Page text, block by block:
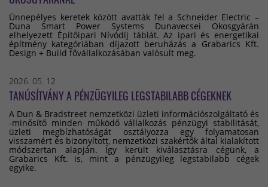
Ünnepélyes keretek között avatták fel a Schneider Electric –
Duna Smart Power Systems Dunavecsei Okosgyárán
elhelyezett Építőipari Nívódíj táblát. Az ipari és energetikai
építmény kategóriában díjazott beruházás a Grabarics Kft.
Design + Build fővállalkozásában valósult meg.
2026. 05. 12
TANÚSÍTVÁNY A PÉNZÜGYILEG LEGSTABILABB CÉGEKNEK
A Dun & Bradstreet nemzetközi üzleti információszolgáltató és
-minősítő minden működő vállalkozás pénzügyi stabilitását,
üzleti megbízhatóságát osztályozza egy folyamatosan
visszamért és bizonyított, nemzetközi szakértők által kialakított
módszertan alapján. Így került kiválasztásra cégünk, a
Grabarics Kft. is, mint a pénzügyileg legstabilabb cégek
egyike.